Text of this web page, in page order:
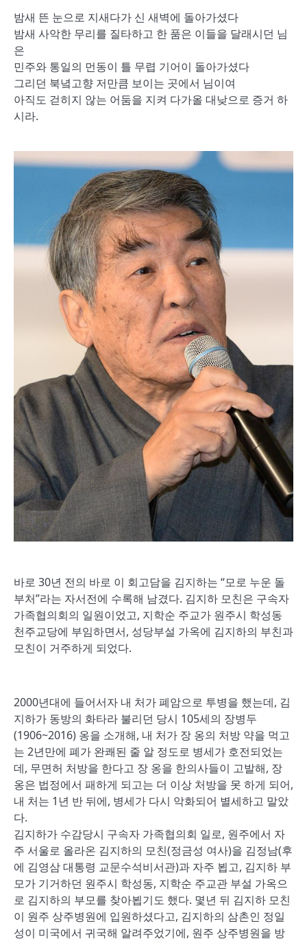
밤새 뜬 눈으로 지새다가 신 새벽에 돌아가셨다
밤새 사악한 무리를 질타하고 한 품은 이들을 달래시던 님
은
민주와 통일의 먼동이 틀 무렵 기어이 돌아가셨다
그리던 북녘고향 저만큼 보이는 곳에서 님이여
아직도 걷히지 않는 어둠을 지켜 다가올 대낮으로 증거 하
시라.
바로 30년 전의 바로 이 회고담을 김지하는 “모로 누운 돌
부처”라는 자서전에 수록해 남겼다. 김지하 모친은 구속자
가족협의회의 일원이었고, 지학순 주교가 원주시 학성동
천주교당에 부임하면서, 성당부설 가옥에 김지하의 부친과
모친이 거주하게 되었다.
2000년대에 들어서자 내 처가 폐암으로 투병을 했는데, 김
지하가 동방의 화타라 불리던 당시 105세의 장병두
(1906~2016) 옹을 소개해, 내 처가 장 옹의 처방 약을 먹고
는 2년만에 폐가 완쾌된 줄 알 정도로 병세가 호전되었는
데, 무면허 처방을 한다고 장 옹을 한의사들이 고발해, 장
옹은 법정에서 패하게 되고는 더 이상 처방을 못 하게 되어,
내 처는 1년 반 뒤에, 병세가 다시 악화되어 별세하고 말았
다.
김지하가 수감당시 구속자 가족협의회 일로, 원주에서 자
주 서울로 올라온 김지하의 모친(정금성 여사)을 김정남(후
에 김영삼 대통령 교문수석비서관)과 자주 뵙고, 김지하 부
모가 기거하던 원주시 학성동, 지학순 주교관 부설 가옥으
로 김지하의 부모를 찾아뵙기도 했다. 몇년 뒤 김지하 모친
이 원주 상주병원에 입원하셨다고, 김지하의 삼촌인 정일
성이 미국에서 귀국해 알려주었기에, 원주 상주병원을 방